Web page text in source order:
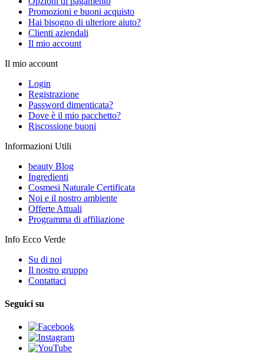
Promozioni e buoni acquisto
Hai bisogno di ulteriore aiuto?
Clienti aziendali
Il mio account
Il mio account
Login
Registrazione
Password dimenticata?
Dove è il mio pacchetto?
Riscossione buoni
Informazioni Utili
beauty Blog
Ingredienti
Cosmesi Naturale Certificata
Noi e il nostro ambiente
Offerte Attuali
Programma di affiliazione
Info Ecco Verde
Su di noi
Il nostro gruppo
Contattaci
Seguici su